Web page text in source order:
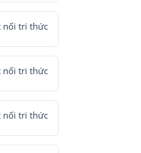
nối tri thức
nối tri thức
nối tri thức